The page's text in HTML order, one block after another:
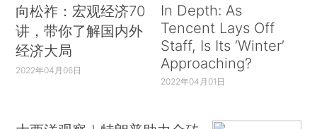
向松祚：宏观经济70
讲，带你了解国内外
经济大局
2022年04月06日
In Depth: As
Tencent Lays Off
Staff, Is Its ‘Winter’
Approaching?
2022年04月01日